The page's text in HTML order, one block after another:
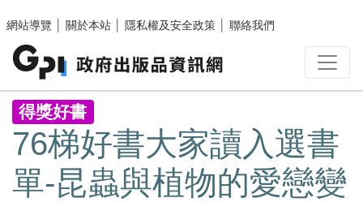
網站導覽
關於本站 隱私權及安全政策 聯絡我們
:::
得獎好書
76梯好書大家讀入選書
單-昆蟲與植物的愛戀變